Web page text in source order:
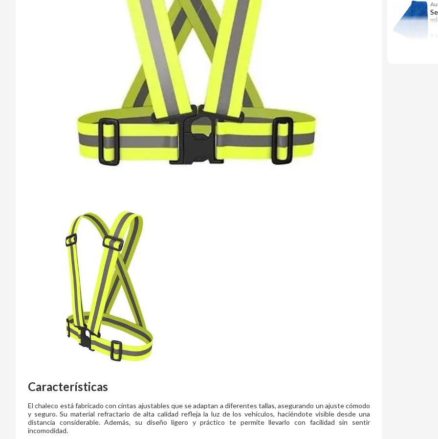
Características
El chaleco está fabricado con cintas ajustables que se adaptan a diferentes tallas, asegurando un ajuste cómodo
y seguro. Su material refractario de alta calidad refleja la luz de los vehículos, haciéndote visible desde una
distancia considerable. Además, su diseño ligero y práctico te permite llevarlo con facilidad sin sentir
incomodidad.